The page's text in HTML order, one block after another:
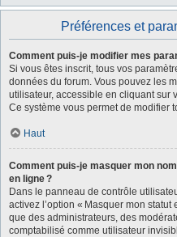
Préférences et
Comment puis-je modifier mes
Si vous êtes inscrit, tous vos
données du forum. Vous pouvez les
utilisateur, accessible en cliquant sur
Ce système vous permet de modifier
Haut
Comment puis-je masquer mon
en ligne ?
Dans le panneau de contrôle
activez l’option « Masquer mon
que des administrateurs, des
comptabilisé comme utilisateur